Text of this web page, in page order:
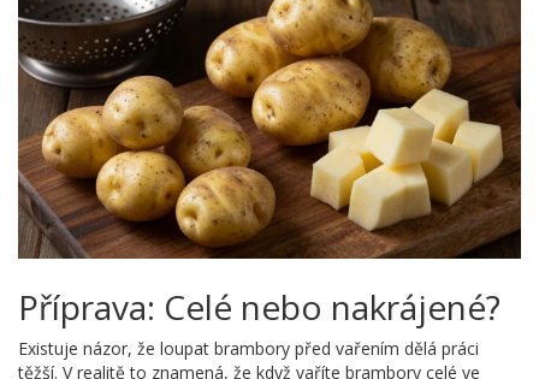
Příprava: Celé nebo nakrájené?
Existuje názor, že loupat brambory před vařením dělá práci
těžší. V realitě to znamená, že když vaříte brambory celé ve